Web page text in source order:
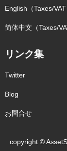
English（Taxes/VAT
简体中文（Taxes/
リンク集
Twitter
Blog
お問合せ
copyright ©